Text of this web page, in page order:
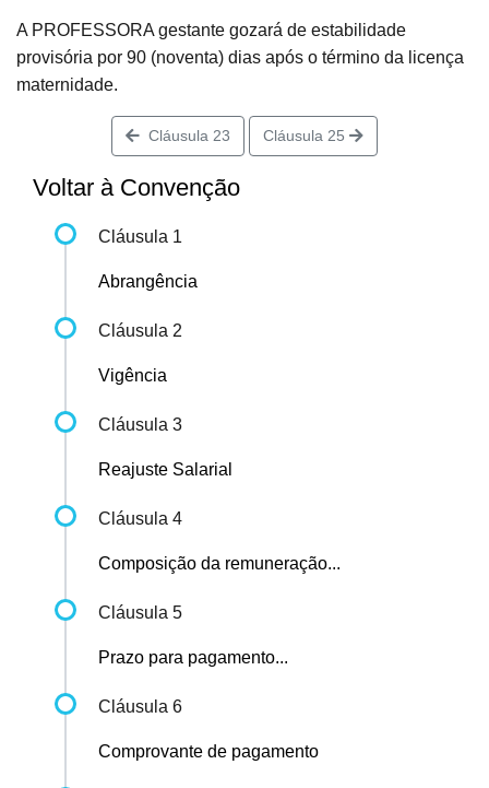
A PROFESSORA gestante gozará de estabilidade
provisória por 90 (noventa) dias após o término da licença
maternidade.
Cláusula 23 Cláusula 25
Voltar à Convenção
Cláusula 1
Abrangência
Cláusula 2
Vigência
Cláusula 3
Reajuste Salarial
Cláusula 4
Composição da remuneração...
Cláusula 5
Prazo para pagamento...
Cláusula 6
Comprovante de pagamento